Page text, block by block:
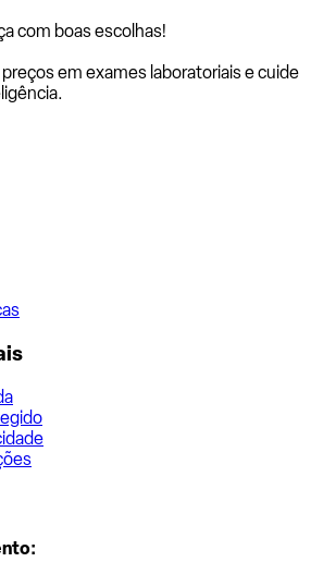
com boas escolhas!
em exames laboratoriais e cuide